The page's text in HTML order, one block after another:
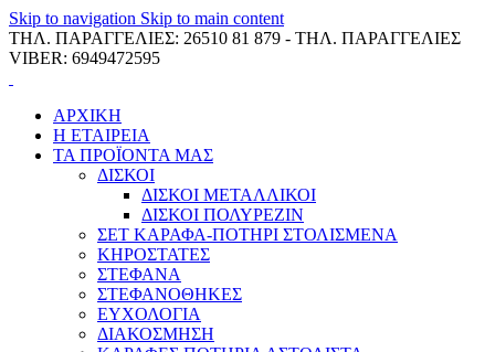
Skip to navigation Skip to main content
ΤΗΛ. ΠΑΡΑΓΓΕΛΙΕΣ: 26510 81 879 - ΤΗΛ. ΠΑΡΑΓΓΕΛΙΕΣ
VIBER: 6949472595
ΑΡΧΙΚΗ
Η ΕΤΑΙΡΕΙΑ
ΤΑ ΠΡΟΪΟΝΤΑ ΜΑΣ
ΔΙΣΚΟΙ
ΔΙΣΚΟΙ ΜΕΤΑΛΛΙΚΟΙ
ΔΙΣΚΟΙ ΠΟΛΥΡΕΖΙΝ
ΣΕΤ ΚΑΡΑΦΑ-ΠΟΤΗΡΙ ΣΤΟΛΙΣΜΕΝΑ
ΚΗΡΟΣΤΑΤΕΣ
ΣΤΕΦΑΝΑ
ΣΤΕΦΑΝΟΘΗΚΕΣ
ΕΥΧΟΛΟΓΙΑ
ΔΙΑΚΟΣΜΗΣΗ